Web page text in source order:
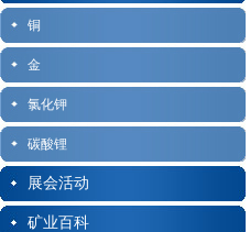
铜
金
氯化钾
碳酸锂
展会活动
矿业百科